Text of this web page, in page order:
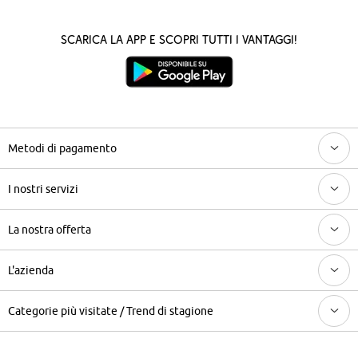
Scarica la App e scopri tutti i vantaggi!
Metodi di pagamento
I nostri servizi
La nostra offerta
L'azienda
Categorie più visitate / Trend di stagione